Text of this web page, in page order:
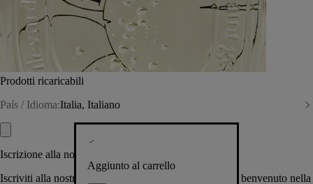
Prodotti ricaricabili
País / Idioma:Italia, Italiano
Aggiunto al carrello
Iscrizione alla nostra Newsletter
Iscriviti alla nostra newsletter per permetterci di darti il benvenuto nella